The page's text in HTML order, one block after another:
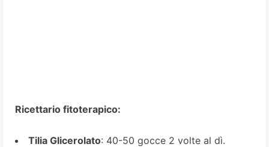
Ricettario fitoterapico:
Tilia Glicerolato: 40-50 gocce 2 volte al dì.